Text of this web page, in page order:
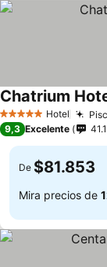
5 Estrellas Hotel
Chatrium
9,3 Excelente
De $81.853
Mira precios de